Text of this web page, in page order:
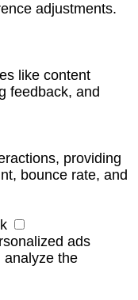
adjustments.
like content
feedback, and
providing
bounce rate, and
ads
analyze the